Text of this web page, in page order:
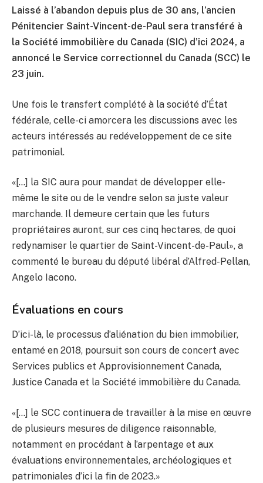
Laissé à l’abandon depuis plus de 30 ans, l’ancien
Pénitencier Saint-Vincent-de-Paul sera transféré à
la Société immobilière du Canada (SIC) d’ici 2024, a
annoncé le Service correctionnel du Canada (SCC) le
23 juin.
Une fois le transfert complété à la société d’État
fédérale, celle-ci amorcera les discussions avec les
acteurs intéressés au redéveloppement de ce site
patrimonial.
«[…] la SIC aura pour mandat de développer elle-
même le site ou de le vendre selon sa juste valeur
marchande. Il demeure certain que les futurs
propriétaires auront, sur ces cinq hectares, de quoi
redynamiser le quartier de Saint-Vincent-de-Paul», a
commenté le bureau du député libéral d’Alfred-Pellan,
Angelo Iacono.
Évaluations en cours
D’ici-là, le processus d’aliénation du bien immobilier,
entamé en 2018, poursuit son cours de concert avec
Services publics et Approvisionnement Canada,
Justice Canada et la Société immobilière du Canada.
«[…] le SCC continuera de travailler à la mise en œuvre
de plusieurs mesures de diligence raisonnable,
notamment en procédant à l’arpentage et aux
évaluations environnementales, archéologiques et
patrimoniales d’ici la fin de 2023.»